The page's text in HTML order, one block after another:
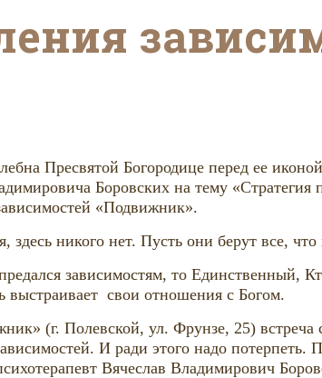
Пресвятой Богородице перед ее
Боровских на тему
«Подвижник».
здесь никого нет. Пусть они берут все,
зависимостям, то Единственный,
свои отношения с Богом.
(г. Полевской, ул. Фрунзе, 25) встреча
И ради этого надо
Вячеслав Владимирович